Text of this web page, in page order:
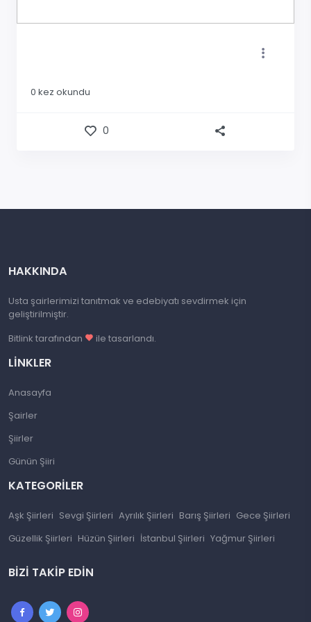
0 kez okundu
0
HAKKINDA
Usta şairlerimizi tanıtmak ve edebiyatı sevdirmek için
geliştirilmiştir.
Bitlink tarafından
ile tasarlandı.
LINKLER
Anasayfa
Şairler
Şiirler
Günün Şiiri
KATEGORILER
Aşk Şiirleri Sevgi Şiirleri Ayrılık Şiirleri Barış Şiirleri Gece Şiirleri
Güzellik Şiirleri Hüzün Şiirleri İstanbul Şiirleri Yağmur Şiirleri
BIZI TAKIP EDIN